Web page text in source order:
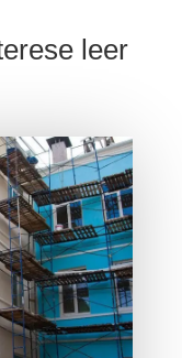
leer